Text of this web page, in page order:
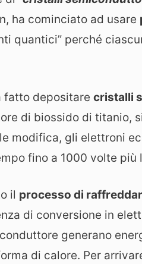
ha cominciato ad usare
quantici” perché
fatto depositare cristalli
di biossido di titanio,
modifica, gli elettroni
fino a 1000 volte
il processo di
di conversione in
generano
di calore. Per